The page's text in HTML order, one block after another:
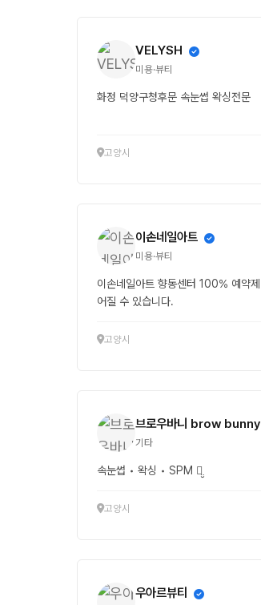
VELYSH
미용·뷰티
화정 덕양구청후문 속눈썹 왁싱전문
고양시
이손네일아트
미용·뷰티
이손네일아트 향동센터 100% 예약제 / 시술 중 답변이 늦
어질 수 있습니다.
고양시
브로우바니 brow bunny
기타
속눈썹 • 왁싱 • SPM ꪔ̤̮
고양시
우아르뷰티